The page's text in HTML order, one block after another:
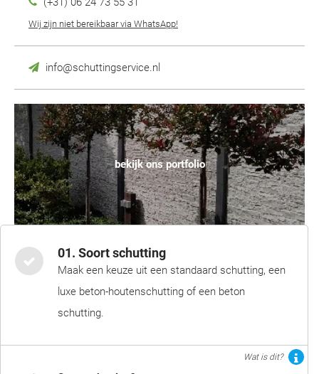
Wij zijn niet bereikbaar via WhatsApp!
info@schuttingservice.nl
bekijk ons portfolio
01. Soort schutting
Maak een keuze uit een standaard schutting, een
luxe beton-houtenschutting of een beton
schutting.
Wat is dit?